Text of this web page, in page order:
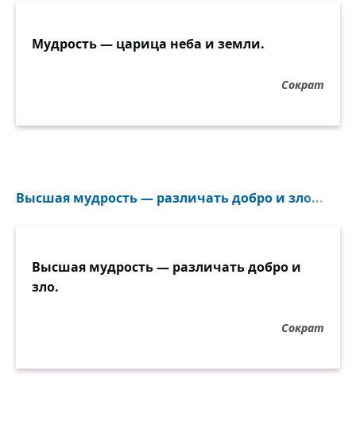
Мудрость — царица неба и земли.
Сократ
Высшая мудрость — различать добро и зло...
Высшая мудрость — различать добро и
зло.
Сократ